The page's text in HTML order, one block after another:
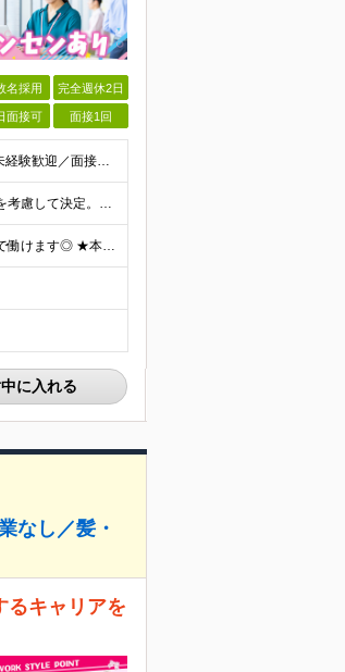
名採用 完全週休2日
面接可 面接1回
【応募に特別なスキル／志望理由は一切求めません！】 学歴不問／職種・業種未経験歓迎／面接は1回のみ！ ＼＼10名以上の仲間を大募集！／／ 未経験・第二新卒・初めての正社員も大歓迎！ 「旅行が好き！
▼一都三県にお住まいの方 月給22万円～30万円+インセンティブ ※経験・能力を考慮して決定。経験がある場合は、スキルに応じた月給額でスタートします。 ※上記には固定残業代（10時間分／15,000円
＼＼リモート・完全在宅勤務あり！転勤なし！／／ ★47都道府県の好きな地域で働けます◎ ★本社は渋谷駅徒歩5分の好立地です！ □リモート・フルリモートも選択可能です！ └将来的には「お気に入りのカフ
に入れる
なし／髪・
るキャリアを